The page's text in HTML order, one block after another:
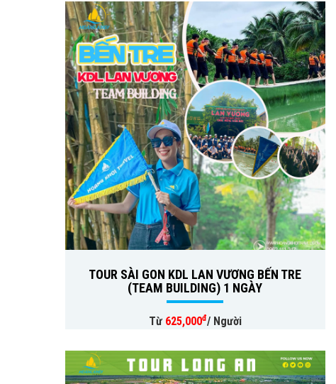
TOUR SÀI GON KDL LAN VƯƠNG BẾN TRE
(TEAM BUILDING) 1 NGÀY
Từ 625,000đ/ Người